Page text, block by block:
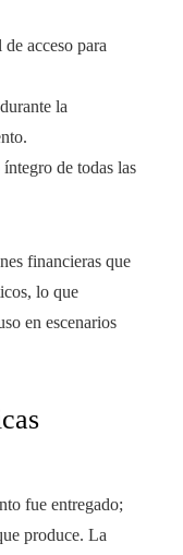
acceso para
la
de todas las
financieras que
lo que
en escenarios
fue entregado;
produce. La